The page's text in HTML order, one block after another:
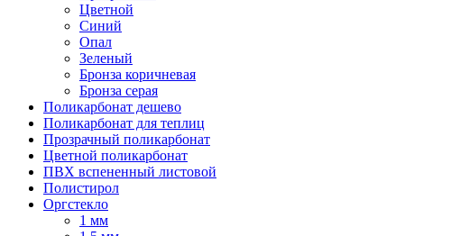
Цветной
Синий
Опал
Зеленый
Бронза коричневая
Бронза серая
Поликарбонат дешево
Поликарбонат для теплиц
Прозрачный поликарбонат
Цветной поликарбонат
ПВХ вспененный листовой
Полистирол
Оргстекло
1 мм